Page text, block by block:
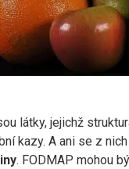
látky, jejichž
kazy. A ani se z
. FODMAP mohou